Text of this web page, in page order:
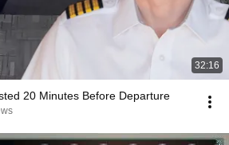
32:16
20 Minutes Before Departure